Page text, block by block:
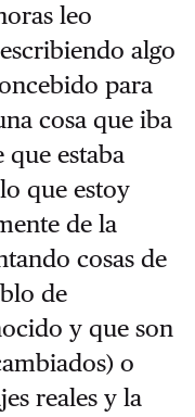
leo
algo
para
cosa que iba
que estaba
que estoy
de la
cosas de
de
y que son
o
reales y la